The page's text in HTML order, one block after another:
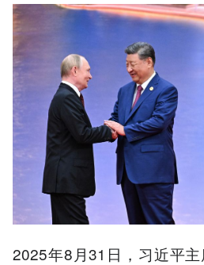
2025年8月31日，习近平